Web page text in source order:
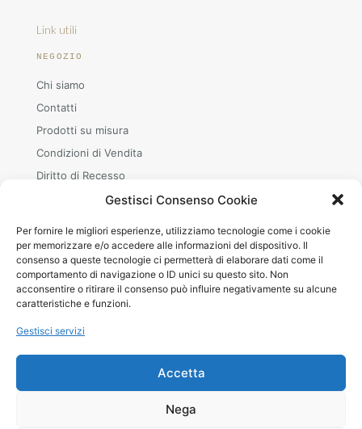
Gestisci Consenso Cookie
Per fornire le migliori esperienze, utilizziamo tecnologie come i cookie
per memorizzare e/o accedere alle informazioni del dispositivo. Il
consenso a queste tecnologie ci permetterà di elaborare dati come il
comportamento di navigazione o ID unici su questo sito. Non
acconsentire o ritirare il consenso può influire negativamente su alcune
caratteristiche e funzioni.
Gestisci servizi
Accetta
Nega
Link utili
NEGOZIO
Chi siamo
Contatti
Prodotti su misura
Condizioni di Vendita
Diritto di Recesso
ORARI
Mar–Sab
08.30–12.00 · 15.00–19.00
+39 380 240 8642 (WhatsApp)
Muffin group
Powered byWordPress